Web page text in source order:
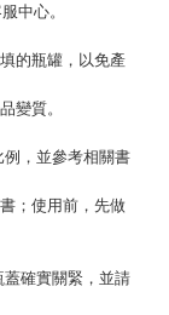
中心。
的瓶罐，以免產
變質。
，並參考相關書
；使用前，先做
確實關緊，並請